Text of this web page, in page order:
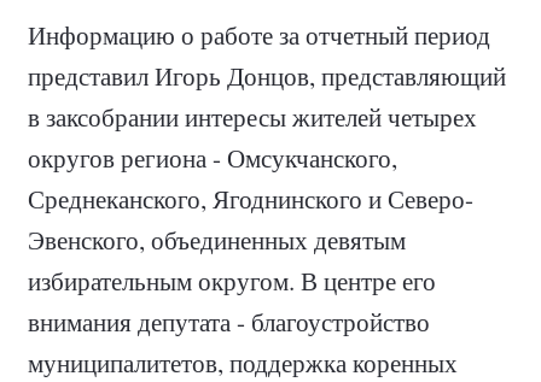
Информацию о работе за отчетный период
представил Игорь Донцов, представляющий
в заксобрании интересы жителей четырех
округов региона - Омсукчанского,
Среднеканского, Ягоднинского и Северо-
Эвенского, объединенных девятым
избирательным округом. В центре его
внимания депутата - благоустройство
муниципалитетов, поддержка коренных